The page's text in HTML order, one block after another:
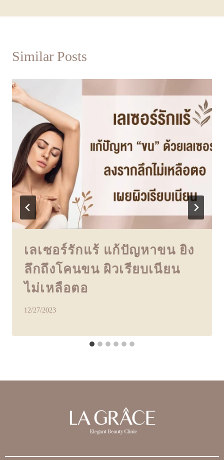
Similar Posts
เลเซอร์รักแร้ แก้ปัญหาขน ยิง
ลึกถึงโคนขน ผิวเรียบเนียน
ไม่เหลือตอ
12/27/2023